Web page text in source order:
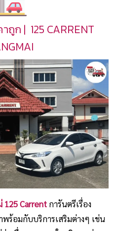
ถูก | 125 CARRENT
125 Carrent การันตรีเรื่อง
ร้อมกับบริการเสริมต่างๆ เช่น